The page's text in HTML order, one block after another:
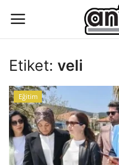
Eğitim
Aktüel Magazin
Etiket: veli
Eğitim